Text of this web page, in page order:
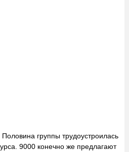
группы трудоустроилась
9000 конечно же предлагают